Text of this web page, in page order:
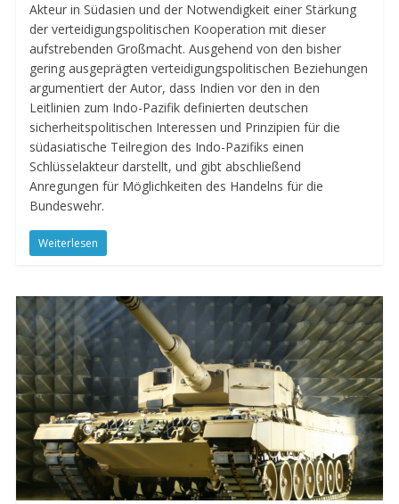
Akteur in Südasien und der Notwendigkeit einer Stärkung
der verteidigungspolitischen Kooperation mit dieser
aufstrebenden Großmacht. Ausgehend von den bisher
gering ausgeprägten verteidigungspolitischen Beziehungen
argumentiert der Autor, dass Indien vor den in den
Leitlinien zum Indo-Pazifik definierten deutschen
sicherheitspolitischen Interessen und Prinzipien für die
südasiatische Teilregion des Indo-Pazifiks einen
Schlüsselakteur darstellt, und gibt abschließend
Anregungen für Möglichkeiten des Handelns für die
Bundeswehr.
Weiterlesen